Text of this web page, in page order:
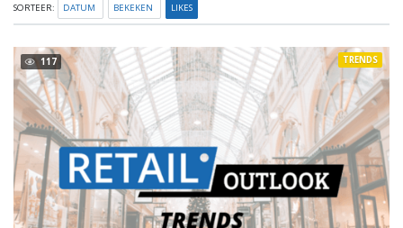
SORTEER: DATUM BEKEKEN LIKES
117 TRENDS